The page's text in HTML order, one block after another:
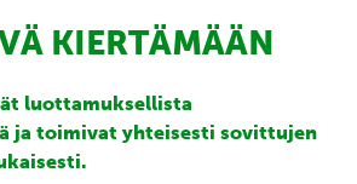
KIERTÄMÄÄN
luottamuksellista
ja toimivat yhteisesti sovittujen